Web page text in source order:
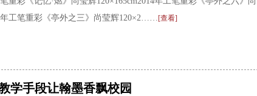
年工笔重彩《亭外之三》尚莹辉120×2……[查看]
学手段让翰墨香飘校园